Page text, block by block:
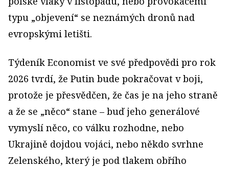
typu „objevení“ se neznámých dronů nad
evropskými letišti.
Týdeník Economist ve své předpovědi pro rok
2026 tvrdí, že Putin bude pokračovat v boji,
protože je přesvědčen, že čas je na jeho straně
a že se „něco“ stane – buď jeho generálové
vymyslí něco, co válku rozhodne, nebo
Ukrajině dojdou vojáci, nebo někdo svrhne
Zelenského, který je pod tlakem obřího